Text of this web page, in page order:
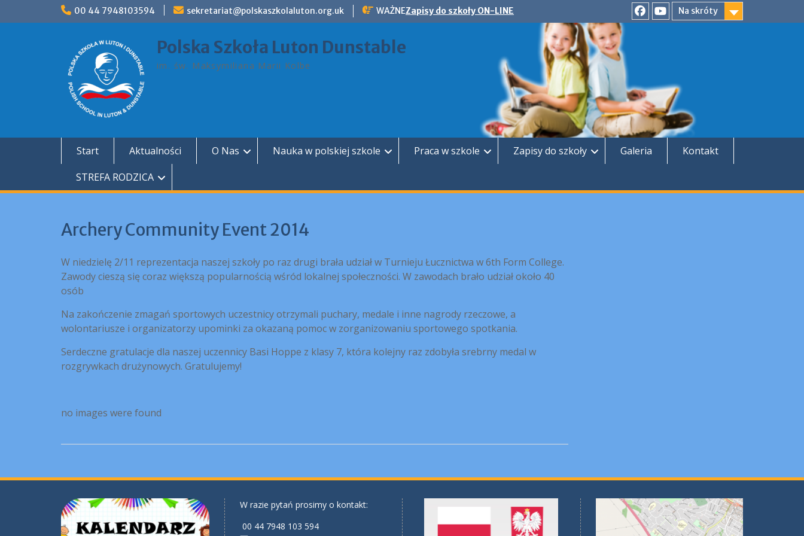
00 44 7948103594 sekretariat@polskaszkolaluton.org.uk WAŻNEZapisy do szkoły ON-LINE
Na skróty
FacebookYouTube
Polska Szkoła Luton Dunstable
im. św. Maksymiliana Marii Kolbe
Start Aktualności O Nas Nauka w polskiej szkole Praca w szkole Zapisy do szkoły Galeria
Kontakt
STREFA RODZICA
Archery Community Event 2014
W niedzielę 2/11 reprezentacja naszej szkoły po raz drugi brała udział w Turnieju Łucznictwa w 6th Form College.
Zawody cieszą się coraz większą popularnością wśród lokalnej społeczności. W zawodach brało udział około 40
osób
Na zakończenie zmagań sportowych uczestnicy otrzymali puchary, medale i inne nagrody rzeczowe, a
wolontariusze i organizatorzy upominki za okazaną pomoc w zorganizowaniu sportowego spotkania.
Serdeczne gratulacje dla naszej uczennicy Basi Hoppe z klasy 7, która kolejny raz zdobyła srebrny medal w
rozgrywkach drużynowych. Gratulujemy!
no images were found
W razie pytań prosimy o kontakt:
00 44 7948 103 594